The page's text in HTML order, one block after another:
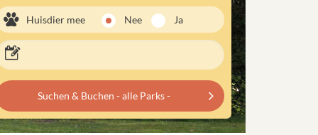
Huisdier mee Nee Ja
Suchen & Buchen - alle Parks -